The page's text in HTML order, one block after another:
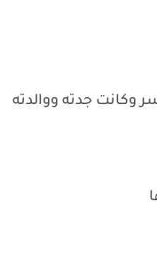
وكانت جدته ووالدته